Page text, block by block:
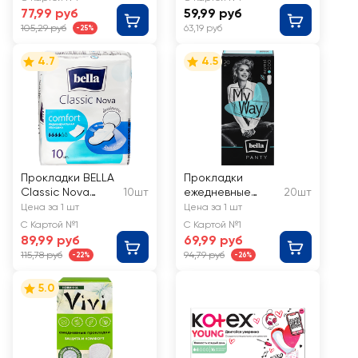
77,99 руб
105,29 руб -25%
59,99 руб
63,19 руб
4.7
Прокладки BELLA
Classic Nova
Comfort
10шт
Цена за 1 шт
С Картой №1
89,99 руб
115,78 руб -22%
4.5
Прокладки
ежедневные
BELLA Panty My
way Sensitive
20шт
Цена за 1 шт
С Картой №1
69,99 руб
94,79 руб -26%
5.0